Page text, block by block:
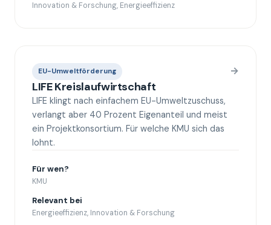
Innovation & Forschung, Energieeffizienz
EU-Umweltförderung →
LIFE Kreislaufwirtschaft
LIFE klingt nach einfachem EU-Umweltzuschuss,
verlangt aber 40 Prozent Eigenanteil und meist
ein Projektkonsortium. Für welche KMU sich das
lohnt.
Für wen?
KMU
Relevant bei
Energieeffizienz, Innovation & Forschung